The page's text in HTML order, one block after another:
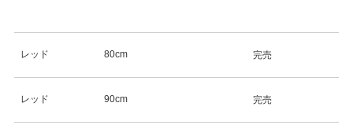
レッド 80cm 完売
レッド 90cm 完売